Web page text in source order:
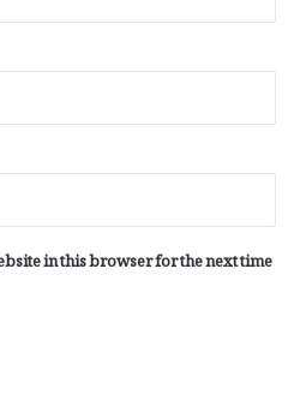
in this browser for the next time